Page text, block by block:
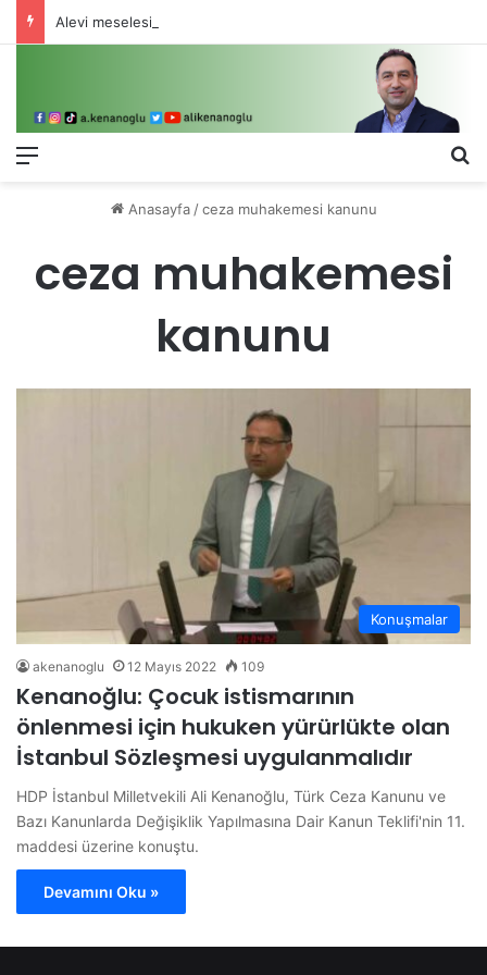
Menü
Anasayfa / ceza muhakemesi kanunu
ceza muhakemesi
kanunu
Konuşmalar
akenanoglu 12 Mayıs 2022 109
Kenanoğlu: Çocuk istismarının
önlenmesi için hukuken yürürlükte olan
İstanbul Sözleşmesi uygulanmalıdır
HDP İstanbul Milletvekili Ali Kenanoğlu, Türk Ceza Kanunu ve
Bazı Kanunlarda Değişiklik Yapılmasına Dair Kanun Teklifi'nin 11.
maddesi üzerine konuştu.
Devamını Oku »